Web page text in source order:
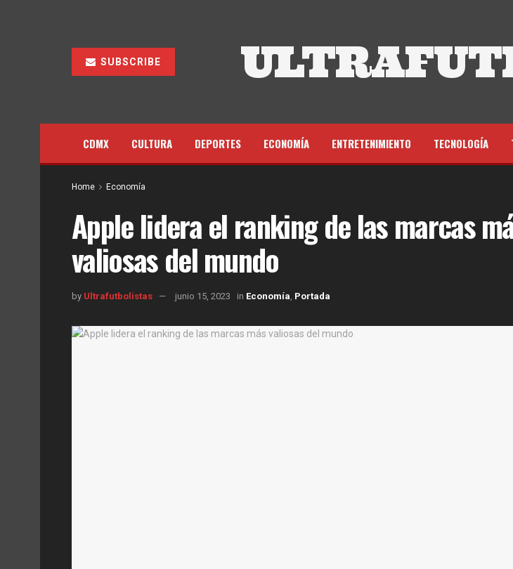
SUBSCRIBE
CDMX CULTURA DEPORTES ECONOMÍA ENTRETENIMIENTO TECNOLOGÍA
Home Economía
Apple lidera el ranking de las marcas
valiosas del mundo
by Ultrafutbolistas junio 15, 2023 in Economía Portada